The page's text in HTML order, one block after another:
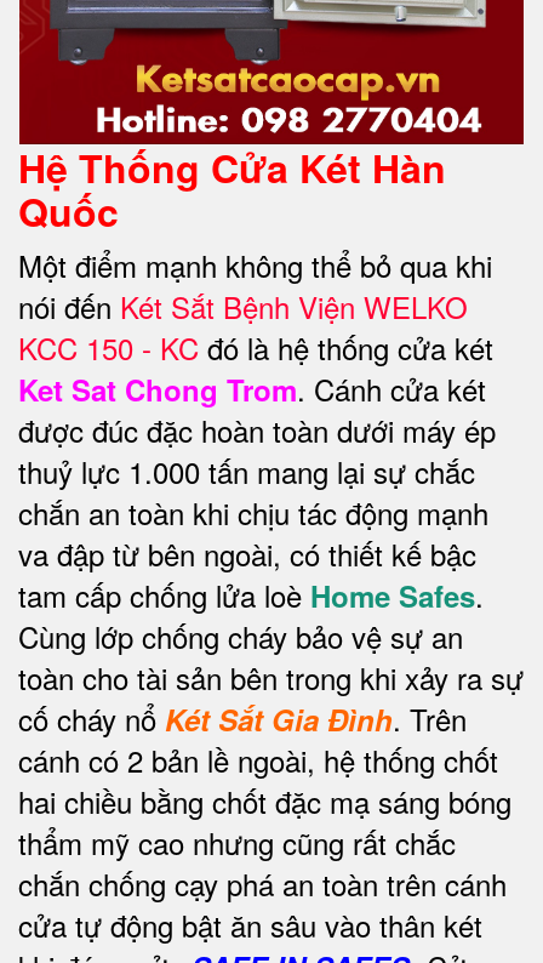
Hệ Thống Cửa Két Hàn
Quốc
Một điểm mạnh không thể bỏ qua khi
nói đến Két Sắt Bệnh Viện WELKO
KCC 150 - KC đó là hệ thống cửa két
Ket Sat Chong Trom. Cánh cửa két
được đúc đặc hoàn toàn dưới máy ép
thuỷ lực 1.000 tấn mang lại sự chắc
chắn an toàn khi chịu tác động mạnh
va đập từ bên ngoài, có thiết kế bậc
tam cấp chống lửa loè Home Safes.
Cùng lớp chống cháy bảo vệ sự an
toàn cho tài sản bên trong khi xảy ra sự
cố cháy nổ Két Sắt Gia Đình. Trên
cánh có 2 bản lề ngoài, hệ thống chốt
hai chiều bằng chốt đặc mạ sáng bóng
thẩm mỹ cao nhưng cũng rất chắc
chắn chống cạy phá an toàn trên cánh
cửa tự động bật ăn sâu vào thân két